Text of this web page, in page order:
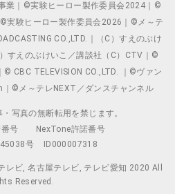
業｜©実験ヒーロー製作委員会2024｜©
実験ヒーロー製作委員会2026｜©メ～テ
CO.,LTD.｜（C）すえのぶけ
すえのぶけいこ／講談社（C）CTV｜©
© CBC TELEVISION CO.,LTD. ｜©ヴァン
©メ～テレNEXT／ダンスチャンネル
写真の無断転用を禁じます。
号
NexTone許諾番号
号
ID000007318
ビ, 名古屋テレビ, テレビ愛知 2020 All
Reserved.